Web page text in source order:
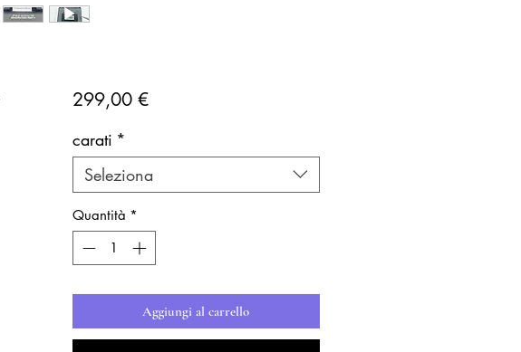
299,00 €Prezzo
carati *
Seleziona
Quantità *
Aggiungi al carrello